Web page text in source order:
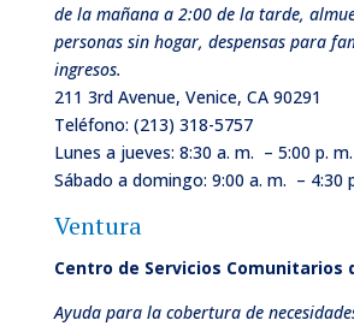
de la mañana a 2:00 de la tarde,
personas sin hogar, despensas para
ingresos.
211 3rd Avenue, Venice, CA 90291
Teléfono: (213) 318-5757
Lunes a jueves: 8:30 a. m. – 5:00 p. m.
Sábado a domingo: 9:00 a. m. – 4:30
Ventura
Centro de Servicios Comunitarios
Ayuda para la cobertura de